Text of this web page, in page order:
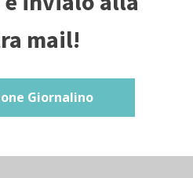
mail!
Giornalino